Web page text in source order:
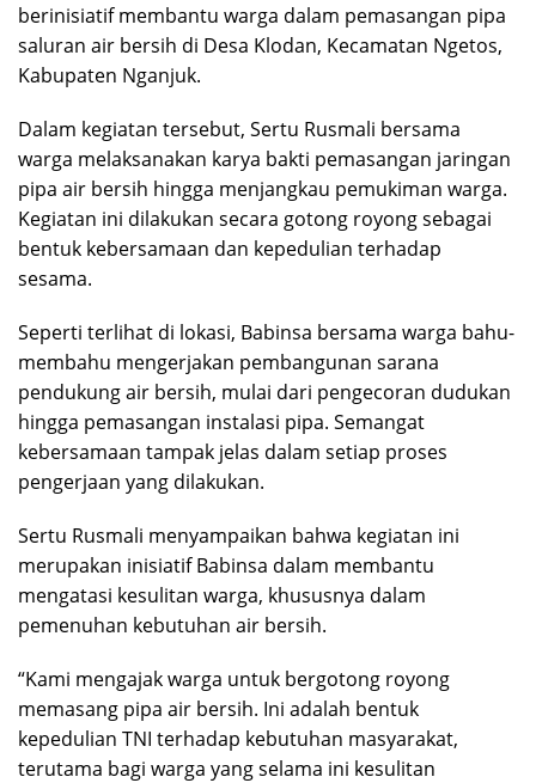
berinisiatif membantu warga dalam pemasangan pipa
saluran air bersih di Desa Klodan, Kecamatan Ngetos,
Kabupaten Nganjuk.
Dalam kegiatan tersebut, Sertu Rusmali bersama
warga melaksanakan karya bakti pemasangan jaringan
pipa air bersih hingga menjangkau pemukiman warga.
Kegiatan ini dilakukan secara gotong royong sebagai
bentuk kebersamaan dan kepedulian terhadap
sesama.
Seperti terlihat di lokasi, Babinsa bersama warga bahu-
membahu mengerjakan pembangunan sarana
pendukung air bersih, mulai dari pengecoran dudukan
hingga pemasangan instalasi pipa. Semangat
kebersamaan tampak jelas dalam setiap proses
pengerjaan yang dilakukan.
Sertu Rusmali menyampaikan bahwa kegiatan ini
merupakan inisiatif Babinsa dalam membantu
mengatasi kesulitan warga, khususnya dalam
pemenuhan kebutuhan air bersih.
“Kami mengajak warga untuk bergotong royong
memasang pipa air bersih. Ini adalah bentuk
kepedulian TNI terhadap kebutuhan masyarakat,
terutama bagi warga yang selama ini kesulitan